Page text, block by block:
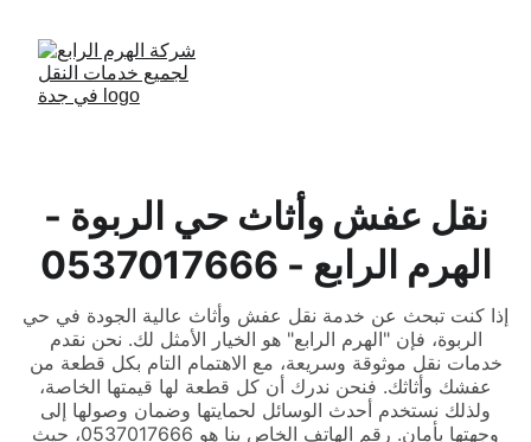
نقل عفش وأثاث حي الربوة -
الهرم الرابع - 0537017666
إذا كنت تبحث عن خدمة نقل عفش وأثاث عالية الجودة في حي
الربوة، فإن "الهرم الرابع" هو الخيار الأمثل لك. نحن نقدم
خدمات نقل موثوقة وسريعة، مع الاهتمام التام بكل قطعة من
عفشك وأثاثك. فنحن ندرك أن كل قطعة لها قيمتها الخاصة،
ولذلك نستخدم أحدث الوسائل لحمايتها وضمان وصولها إلى
وجهتها بأمان. رقم الهاتف الخاص بنا هو 0537017666، حيث